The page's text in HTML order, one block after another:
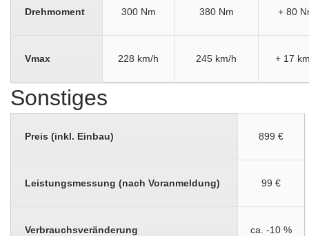
Drehmoment 300 Nm 380 Nm + 80
Vmax 228 km/h 245 km/h + 17
Sonstiges
Preis (inkl. Einbau) 899 €
Leistungsmessung (nach Voranmeldung) 99 €
Verbrauchsveränderung ca. -10 %